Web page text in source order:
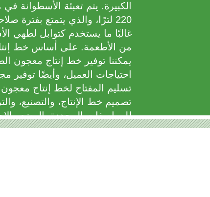
الكبيرة. يتم تعبئة
غالبًا ما يستخدم كتوابل لطهي
من الأطعمة. على أساس خط
يمكننا توفير خط إنتاج معجون
احتياجات العميل، وأيضًا
تسليم المفتاح لخط إنتاج
تصميم خط الإنتاج، والتصنيع،
للمواصفات المحددة. الوضع